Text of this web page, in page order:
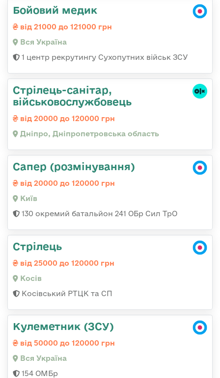
Бойовий медик
від 21000 до 121000 грн
Вся Україна
1 центр рекрутингу Сухопутних військ ЗСУ
Стрілець-санітар,
військовослужбовець
від 20000 до 120000 грн
Дніпро, Дніпропетровська область
Сапер (розмінування)
від 20000 до 120000 грн
Київ
130 окремий батальйон 241 ОБр Сил ТрО
Стрілець
від 25000 до 120000 грн
Косів
Косівський РТЦК та СП
Кулеметник (ЗСУ)
від 50000 до 120000 грн
Вся Україна
154 ОМБр